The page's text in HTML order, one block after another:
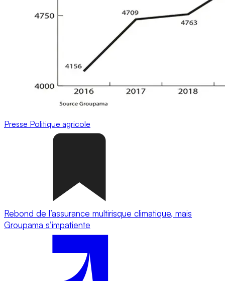
Presse Politique agricole
Rebond de l’assurance multirisque climatique, mais
Groupama s’impatiente